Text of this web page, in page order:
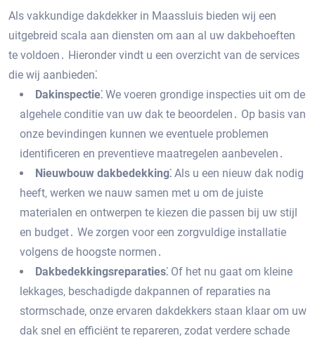
Als vakkundige dakdekker in Maassluis bieden wij een
uitgebreid scala aan diensten om aan al uw dakbehoeften
te voldoen․ Hieronder vindt u een overzicht van de services
die wij aanbieden⁚
Dakinspectie⁚ We voeren grondige inspecties uit om de
algehele conditie van uw dak te beoordelen․ Op basis van
onze bevindingen kunnen we eventuele problemen
identificeren en preventieve maatregelen aanbevelen․
Nieuwbouw dakbedekking⁚ Als u een nieuw dak nodig
heeft‚ werken we nauw samen met u om de juiste
materialen en ontwerpen te kiezen die passen bij uw stijl
en budget․ We zorgen voor een zorgvuldige installatie
volgens de hoogste normen․
Dakbedekkingsreparaties⁚ Of het nu gaat om kleine
lekkages‚ beschadigde dakpannen of reparaties na
stormschade‚ onze ervaren dakdekkers staan klaar om uw
dak snel en efficiënt te repareren‚ zodat verdere schade